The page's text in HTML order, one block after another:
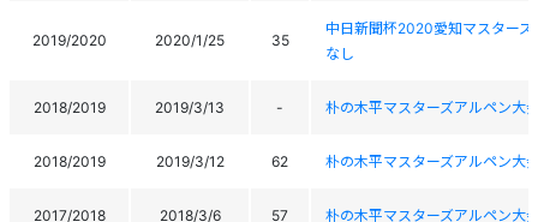
2019/2020 2020/1/25 35
中日新聞杯2020愛知マスター
なし
2018/2019 2019/3/13 - 朴の木平マスターズアルペン大
2018/2019 2019/3/12 62 朴の木平マスターズアルペン大
2017/2018 2018/3/6 57 朴の木平マスターズアルペン大